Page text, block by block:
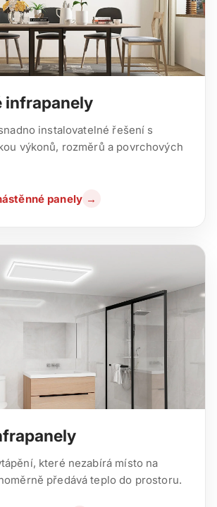
infrapanely
instalovatelné řešení s
výkonů, rozměrů a povrchových
panely →
které nezabírá místo na
předává teplo do prostoru.